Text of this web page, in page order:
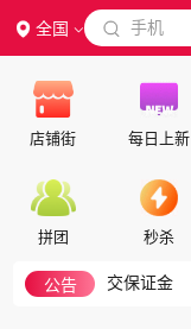
全国  手机
店铺街 每日上新
拼团 秒杀
公告
隐私政策
交保证金
如何搜索